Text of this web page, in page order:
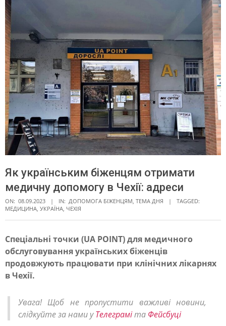
Як українським біженцям отримати
медичну допомогу в Чехії: адреси
ON: 08.09.2023 IN: ДОПОМОГА БІЖЕНЦЯМ, ТЕМА ДНЯ
TAGGED:
МЕДИЦИНА, УКРАЇНА, ЧЕХІЯ
Я
к
р
Спеціальні точки (UA POINT) для медичного
обслуговування українських біженців
продовжують працювати при клінічних лікарнях
в Чехії.
Увага! Щоб не пропустити важливі новини,
слідкуйте за нами уТелеграміта Фейсбуці